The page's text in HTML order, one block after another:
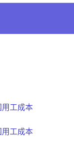
用工成本
用工成本